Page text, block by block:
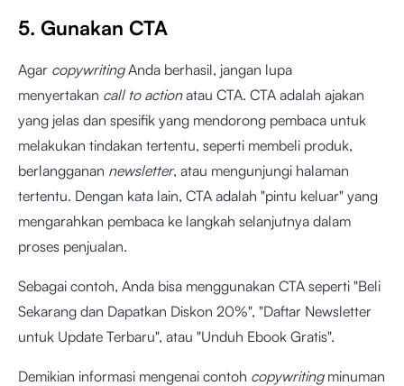
5. Gunakan CTA
Agar copywritingAnda berhasil, jangan lupa
menyertakan call to actionatau CTA. CTA adalah ajakan
yang jelas dan spesifik yang mendorong pembaca untuk
melakukan tindakan tertentu, seperti membeli produk,
berlangganan newsletter, atau mengunjungi halaman
tertentu. Dengan kata lain, CTA adalah "pintu keluar" yang
mengarahkan pembaca ke langkah selanjutnya dalam
proses penjualan.
Sebagai contoh, Anda bisa menggunakan CTA seperti "Beli
Sekarang dan Dapatkan Diskon 20%", "Daftar Newsletter
untuk Update Terbaru", atau "Unduh Ebook Gratis".
Demikian informasi mengenai contoh copywritingminuman